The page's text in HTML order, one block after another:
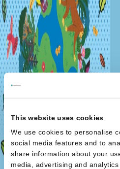
This website uses cookies
We use cookies to personalise
social media features and to
share information about your
media, advertising and